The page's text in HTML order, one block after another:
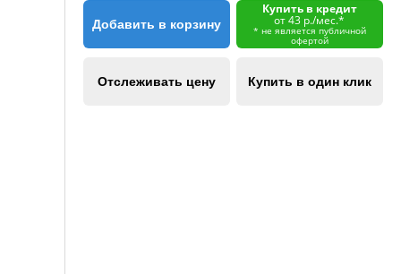
Добавить в корзину
Купить в кредит
от 43 р./мес.*
* не является публичной
офертой
Отслеживать цену Купить в один клик